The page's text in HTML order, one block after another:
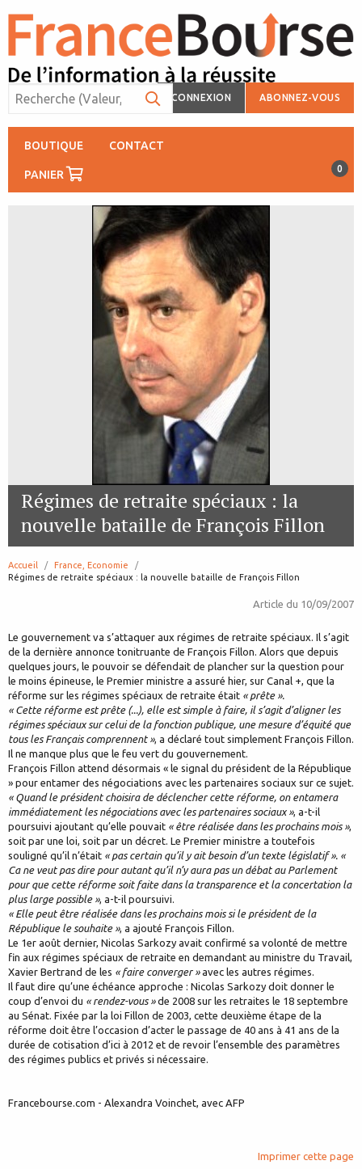
CONNEXION ABONNEZ-VOUS
BOUTIQUE CONTACT
PANIER 0
Régimes de retraite spéciaux : la
nouvelle bataille de François Fillon
Accueil
France, Economie
page:
Régimes de retraite spéciaux : la nouvelle bataille de François Fillon
Article du 10/09/2007
Le gouvernement va s’attaquer aux régimes de retraite spéciaux. Il s’agit
de la dernière annonce tonitruante de François Fillon. Alors que depuis
quelques jours, le pouvoir se défendait de plancher sur la question pour
le moins épineuse, le Premier ministre a assuré hier, sur Canal +, que la
réforme sur les régimes spéciaux de retraite était « prête ».
« Cette réforme est prête (...), elle est simple à faire, il s’agit d’aligner les
régimes spéciaux sur celui de la fonction publique, une mesure d’équité que
tous les Français comprennent », a déclaré tout simplement François Fillon.
Il ne manque plus que le feu vert du gouvernement.
François Fillon attend désormais « le signal du président de la République
» pour entamer des négociations avec les partenaires sociaux sur ce sujet.
« Quand le président choisira de déclencher cette réforme, on entamera
immédiatement les négociations avec les partenaires sociaux », a-t-il
poursuivi ajoutant qu’elle pouvait « être réalisée dans les prochains mois »,
soit par une loi, soit par un décret. Le Premier ministre a toutefois
souligné qu’il n’était « pas certain qu’il y ait besoin d’un texte législatif ». «
Ca ne veut pas dire pour autant qu’il n’y aura pas un débat au Parlement
pour que cette réforme soit faite dans la transparence et la concertation la
plus large possible », a-t-il poursuivi.
« Elle peut être réalisée dans les prochains mois si le président de la
République le souhaite », a ajouté François Fillon.
Le 1er août dernier, Nicolas Sarkozy avait confirmé sa volonté de mettre
fin aux régimes spéciaux de retraite en demandant au ministre du Travail,
Xavier Bertrand de les « faire converger »avec les autres régimes.
Il faut dire qu’une échéance approche : Nicolas Sarkozy doit donner le
coup d’envoi du « rendez-vous »de 2008 sur les retraites le 18 septembre
au Sénat. Fixée par la loi Fillon de 2003, cette deuxième étape de la
réforme doit être l’occasion d’acter le passage de 40 ans à 41 ans de la
durée de cotisation d’ici à 2012 et de revoir l’ensemble des paramètres
des régimes publics et privés si nécessaire.
Francebourse.com - Alexandra Voinchet, avec AFP
Imprimer cette page